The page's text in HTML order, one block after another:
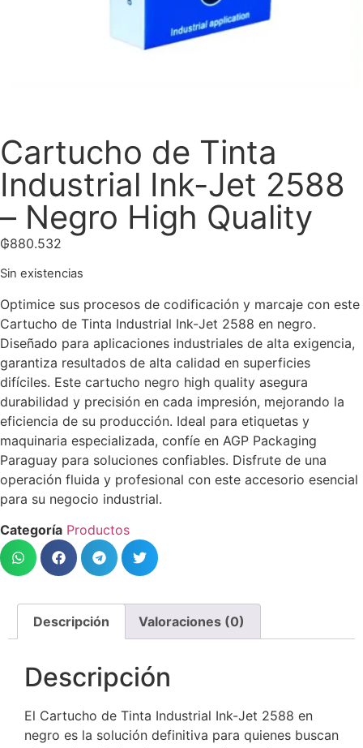
Cartucho de Tinta
Industrial Ink-Jet 2588
– Negro High Quality
₲880.532
Sin existencias
Optimice sus procesos de codificación y marcaje con este
Cartucho de Tinta Industrial Ink-Jet 2588 en negro.
Diseñado para aplicaciones industriales de alta exigencia,
garantiza resultados de alta calidad en superficies
difíciles. Este cartucho negro high quality asegura
durabilidad y precisión en cada impresión, mejorando la
eficiencia de su producción. Ideal para etiquetas y
maquinaria especializada, confíe en AGP Packaging
Paraguay para soluciones confiables. Disfrute de una
operación fluida y profesional con este accesorio esencial
para su negocio industrial.
Categoría Productos
Descripción Valoraciones (0)
Descripción
El Cartucho de Tinta Industrial Ink-Jet 2588 en
negro es la solución definitiva para quienes buscan